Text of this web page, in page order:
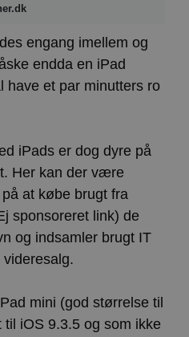
engang imellem og
endda en iPad
have et par minutters ro
iPads er dog dyre på
Her kan der være
at købe brugt fra
sponsoreret link) de
og indsamler brugt IT
mini (god størrelse til
iOS 9.3.5 og som ikke